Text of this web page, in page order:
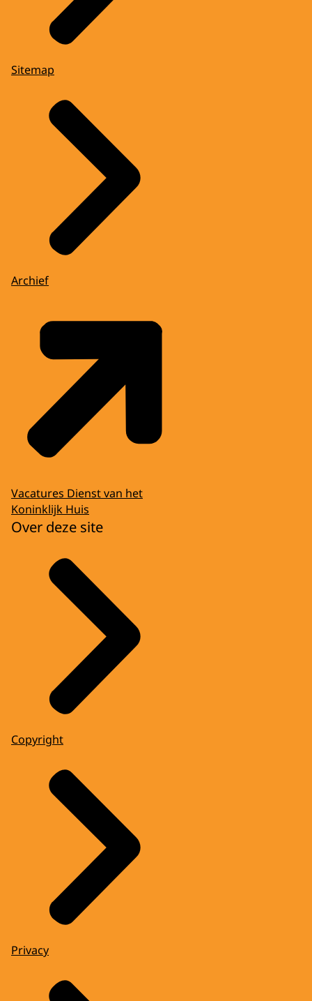
Sitemap
Archief
Vacatures Dienst van het
Koninklijk Huis
Over deze site
Copyright
Privacy